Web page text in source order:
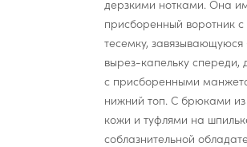
дерзкими нотками. Она
присборенный воротник
тесемку, завязывающуюся
вырез-капельку спереди,
с присборенными
нижний топ. С брюками из
кожи и туфлями на
соблазнительной